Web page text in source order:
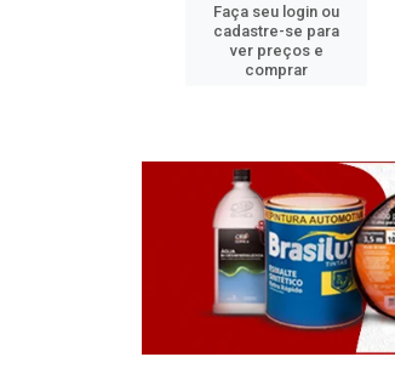
Faça seu login ou
cadastre-se para
ver preços e
comprar